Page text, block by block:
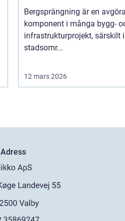
Bergsprängning är en
komponent i många bygg-
infrastrukturprojekt, särskilt i
stadsomr...
12 mars 2026
Adress